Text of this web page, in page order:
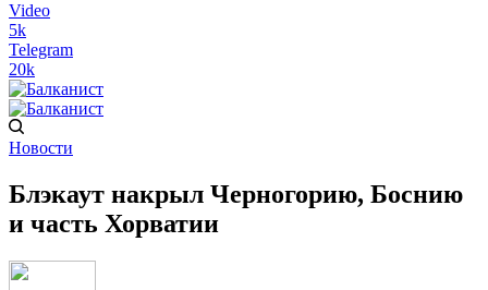
Video
5k
Telegram
20k
Новости
Блэкаут накрыл Черногорию, Боснию
и часть Хорватии